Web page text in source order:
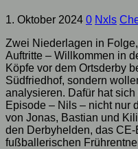
1. Oktober 2024 0 Nxls
Zwei Niederlagen in
Auftritte – Willkommen in
Köpfe vor dem Ortsderby
Südfriedhof, sondern
analysieren. Dafür hat
Episode – Nils – nicht nur
von Jonas, Bastian und
den Derbyhelden, das
fußballerischen